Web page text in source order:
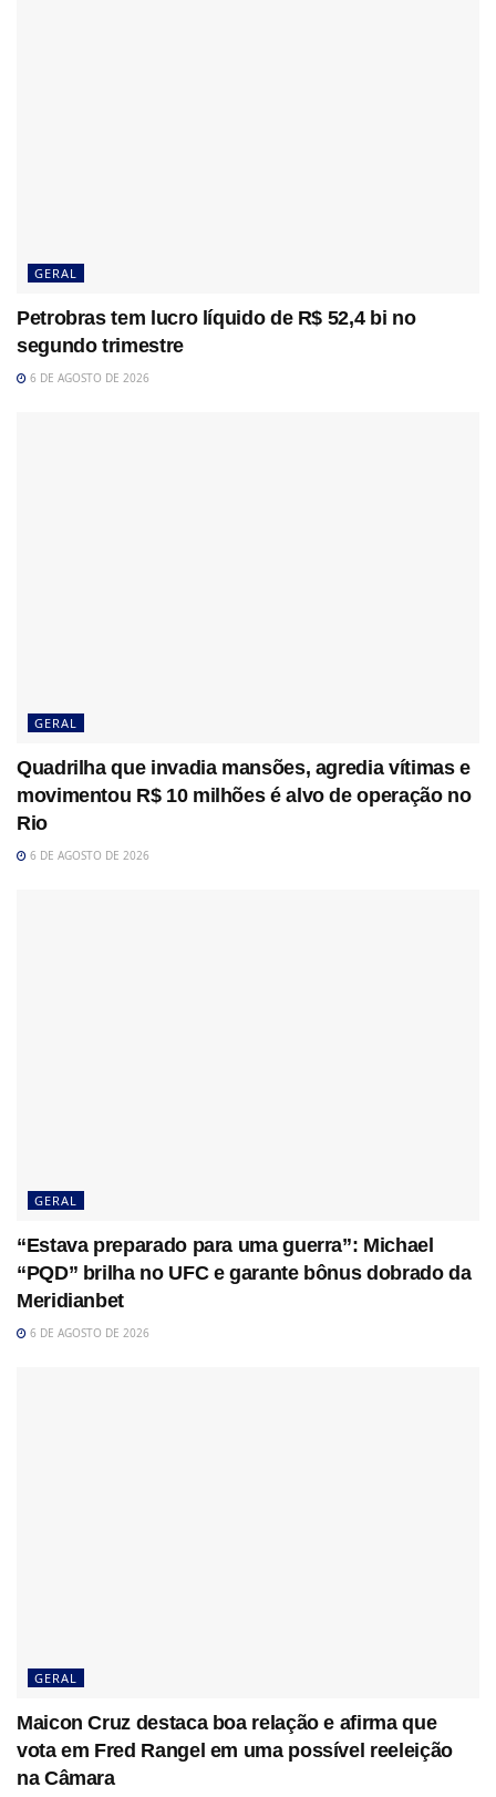
GERAL
Petrobras tem lucro líquido de R$ 52,4 bi no
segundo trimestre
6 DE AGOSTO DE 2026
GERAL
Quadrilha que invadia mansões, agredia vítimas e
movimentou R$ 10 milhões é alvo de operação no
Rio
6 DE AGOSTO DE 2026
GERAL
“Estava preparado para uma guerra”: Michael
“PQD” brilha no UFC e garante bônus dobrado da
Meridianbet
6 DE AGOSTO DE 2026
GERAL
Maicon Cruz destaca boa relação e afirma que
vota em Fred Rangel em uma possível reeleição
na Câmara